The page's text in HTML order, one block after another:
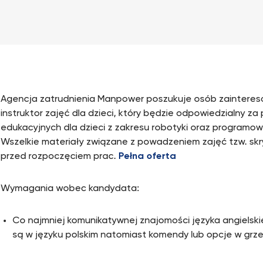
Agencja zatrudnienia Manpower poszukuje osób
instruktor zajęć dla dzieci, który będzie odpowiedzialny za
edukacyjnych dla dzieci z zakresu robotyki oraz
Wszelkie materiały związane z powadzeniem zajęć tzw.
przed rozpoczęciem prac. Pełna oferta
Wymagania wobec kandydata:
Co najmniej komunikatywnej znajomości języka
są w języku polskim natomiast komendy lub opcje w